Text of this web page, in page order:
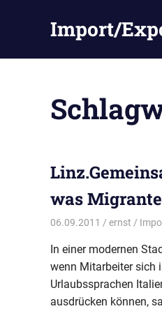
Import/
was
06.09.2011 ernst
In einer modernen
wenn Mitarbeiter sich
Urlaubssprachen
ausdrücken können,